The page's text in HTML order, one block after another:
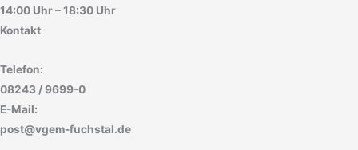
14:00 Uhr – 18:30 Uhr
Kontakt
Telefon:
08243 / 9699-0
E-Mail:
post@vgem-fuchstal.de